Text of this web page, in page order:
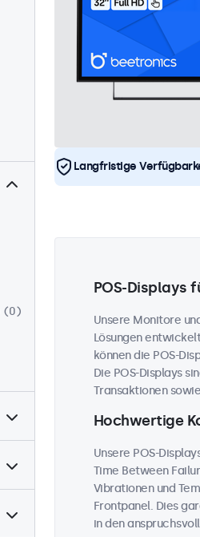
0
Langfristige
POS-Displays
Unsere Monitore
Lösungen
können die POS-
Die POS-Displays
Transaktionen
Hochwertige
Unsere POS-
Time Between
Vibrationen und
Frontpanel. Dies
in den